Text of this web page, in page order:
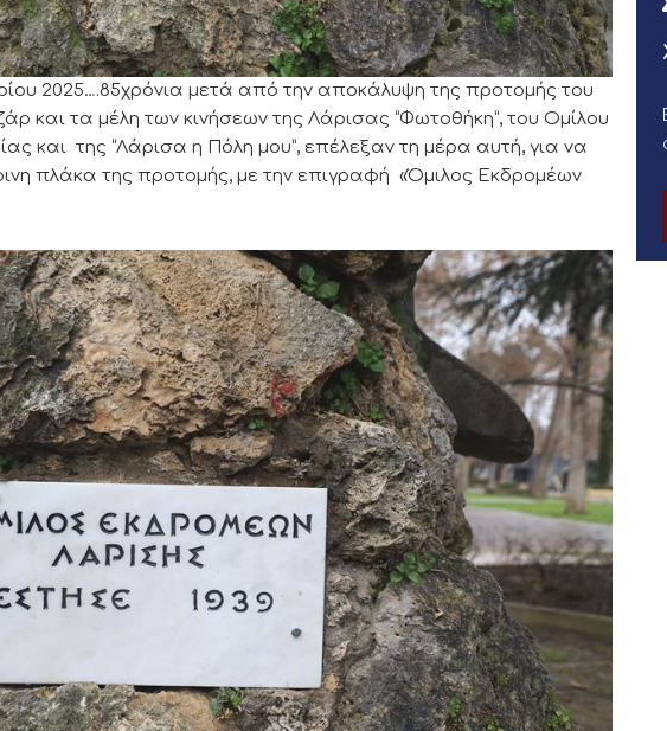
2025….85χρόνια μετά από την αποκάλυψη της προτομής του
και τα μέλη των κινήσεων της Λάρισας “Φωτοθήκη”, του Ομίλου
και της “Λάρισα η Πόλη μου”, επέλεξαν τη μέρα αυτή, για να
πλάκα της προτομής, με την επιγραφή «Όμιλος Εκδρομέων